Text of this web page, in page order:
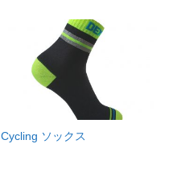
Cycling ソックス